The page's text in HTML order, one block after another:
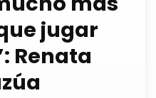
jugar
Renata